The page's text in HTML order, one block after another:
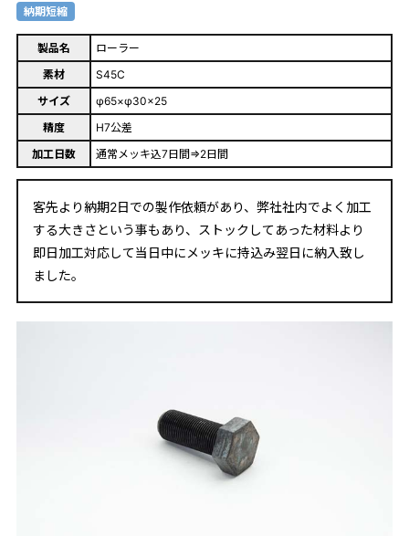
納期短縮
製品名
ローラー
素材
S45C
サイズ
φ65×φ30×25
精度
H7公差
加工日数
通常メッキ込7日間⇒2日間
客先より納期2日での製作依頼があり、弊社社内でよく加工
する大きさという事もあり、ストックしてあった材料より
即日加工対応して当日中にメッキに持込み翌日に納入致し
ました。